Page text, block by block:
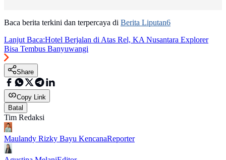
Baca berita terkini dan terpercaya di Berita Liputan6
Lanjut Baca:Hotel Berjalan di Atas Rel, KA Nusantara Explorer
Bisa Tembus Banyuwangi
Share
Copy Link
Batal
Tim Redaksi
Maulandy Rizky Bayu KencanaReporter